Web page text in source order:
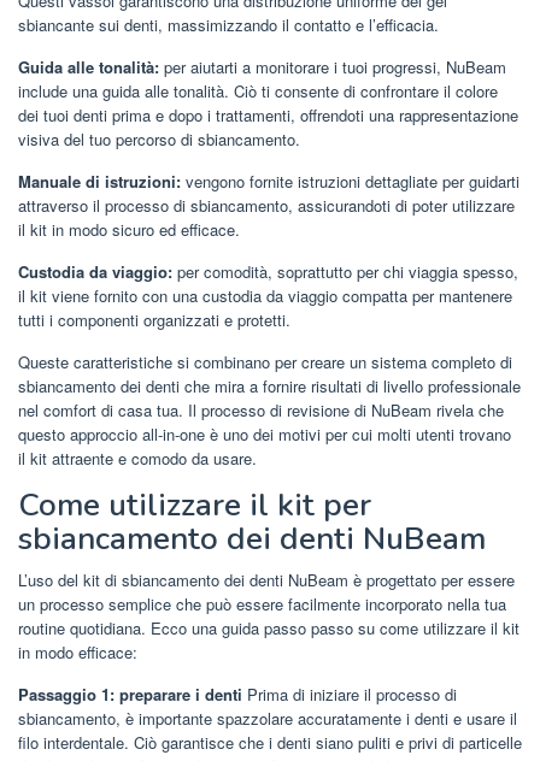
sbiancante sui denti, massimizzando il contatto e l’efficacia.
Guida alle tonalità: per aiutarti a monitorare i tuoi progressi, NuBeam
include una guida alle tonalità. Ciò ti consente di confrontare il colore
dei tuoi denti prima e dopo i trattamenti, offrendoti una rappresentazione
visiva del tuo percorso di sbiancamento.
Manuale di istruzioni: vengono fornite istruzioni dettagliate per guidarti
attraverso il processo di sbiancamento, assicurandoti di poter utilizzare
il kit in modo sicuro ed efficace.
Custodia da viaggio: per comodità, soprattutto per chi viaggia spesso,
il kit viene fornito con una custodia da viaggio compatta per mantenere
tutti i componenti organizzati e protetti.
Queste caratteristiche si combinano per creare un sistema completo di
sbiancamento dei denti che mira a fornire risultati di livello professionale
nel comfort di casa tua. Il processo di revisione di NuBeam rivela che
questo approccio all-in-one è uno dei motivi per cui molti utenti trovano
il kit attraente e comodo da usare.
Come utilizzare il kit per
sbiancamento dei denti NuBeam
L’uso del kit di sbiancamento dei denti NuBeam è progettato per essere
un processo semplice che può essere facilmente incorporato nella tua
routine quotidiana. Ecco una guida passo passo su come utilizzare il kit
in modo efficace:
Passaggio 1: preparare i denti Prima di iniziare il processo di
sbiancamento, è importante spazzolare accuratamente i denti e usare il
filo interdentale. Ciò garantisce che i denti siano puliti e privi di particelle